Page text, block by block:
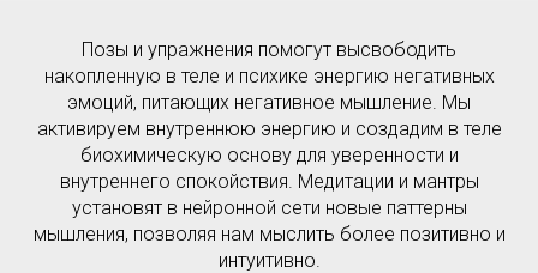
Позы и упражнения помогут высвободить
накопленную в теле и психике энергию негативных
эмоций, питающих негативное мышление. Мы
активируем внутреннюю энергию и создадим в теле
биохимическую основу для уверенности и
внутреннего спокойствия. Медитации и мантры
установят в нейронной сети новые паттерны
мышления, позволяя нам мыслить более позитивно и
интуитивно.